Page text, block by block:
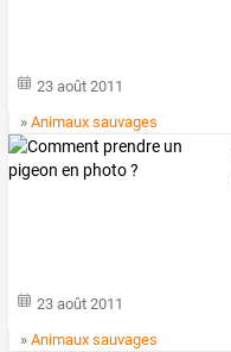
23 août 2011
»Animaux sauvages
23 août 2011
»Animaux sauvages